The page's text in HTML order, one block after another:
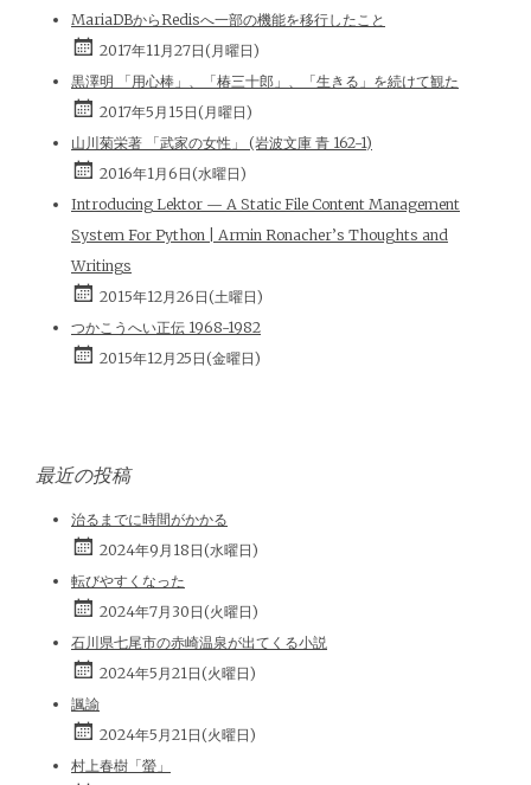
MariaDBからRedisへ一部の機能を移行したこと
2017年11月27日(月曜日)
黒澤明 「用心棒」、「椿三十郎」、「生きる」を続けて観た
2017年5月15日(月曜日)
山川菊栄著 「武家の女性」 (岩波文庫 青 162-1)
2016年1月6日(水曜日)
Introducing Lektor — A Static File Content Management
System For Python | Armin Ronacher’s Thoughts and
Writings
2015年12月26日(土曜日)
つかこうへい正伝 1968-1982
2015年12月25日(金曜日)
最近の投稿
治るまでに時間がかかる
2024年9月18日(水曜日)
転びやすくなった
2024年7月30日(火曜日)
石川県七尾市の赤崎温泉が出てくる小説
2024年5月21日(火曜日)
諷諭
2024年5月21日(火曜日)
村上春樹「螢」